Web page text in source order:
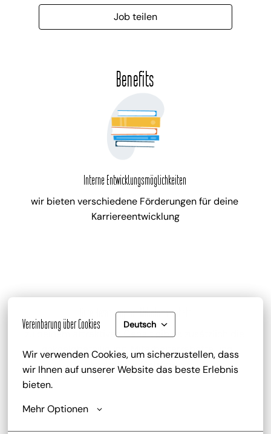
Vereinbarung über Cookies Deutsch
Wir verwenden Cookies, um sicherzustellen, dass
wir Ihnen auf unserer Website das beste Erlebnis
bieten.
Mehr Optionen
Job teilen
Benefits
Interne Entwicklungsmöglichkeiten
wir bieten verschiedene Förderungen für deine
Karriereentwicklung
Gute Bezahlung und Mitarbeiterrabatt
zu deinem attraktiven Gehalt gib es zusätzlich die
Trinkgeldbeteiligung, Mitarbeiterrabatte und
kostenlose Getränke